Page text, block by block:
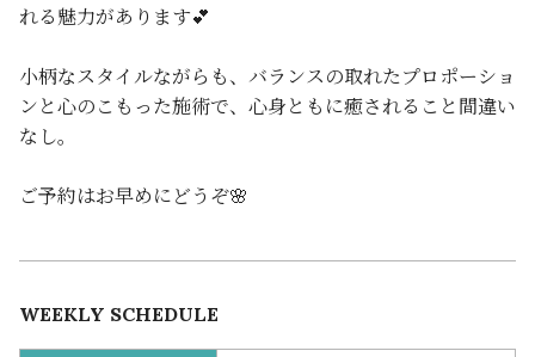
れる魅力があります💕
小柄なスタイルながらも、バランスの取れたプロポーショ
ンと心のこもった施術で、心身ともに癒されること間違い
なし。
ご予約はお早めにどうぞ🌸
WEEKLY SCHEDULE